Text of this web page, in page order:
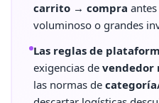
carrito → compra
voluminoso o grandes
Las reglas de
exigencias de vendedor
las normas de